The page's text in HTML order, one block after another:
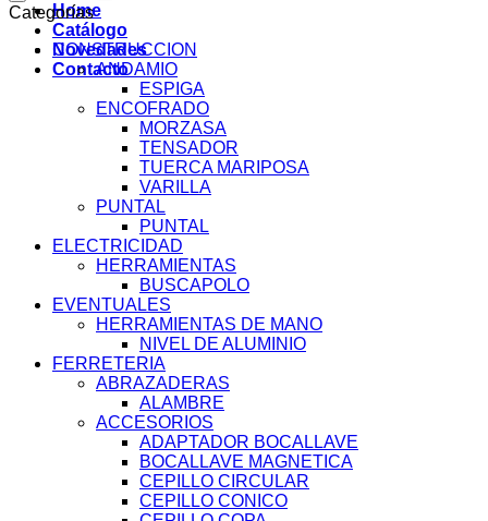
Home
Catálogo
Novedades
Contacto
Categorías
CONSTRUCCION
ANDAMIO
ESPIGA
ENCOFRADO
MORZASA
TENSADOR
TUERCA MARIPOSA
VARILLA
PUNTAL
PUNTAL
ELECTRICIDAD
HERRAMIENTAS
BUSCAPOLO
EVENTUALES
HERRAMIENTAS DE MANO
NIVEL DE ALUMINIO
FERRETERIA
ABRAZADERAS
ALAMBRE
ACCESORIOS
ADAPTADOR BOCALLAVE
BOCALLAVE MAGNETICA
CEPILLO CIRCULAR
CEPILLO CONICO